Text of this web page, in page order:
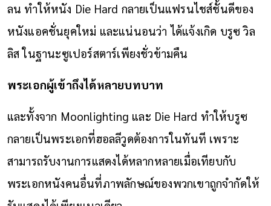
ลน ทำให้หนัง Die Hard กลายเป็นแฟรนไชส์ชั้นดีของ
หนังแอคชั่นยุคใหม่ และแน่นอนว่า ได้แจ้งเกิด บรูซ วิล
ลิส ในฐานะซูเปอร์สตาร์เพียงชั่วข้ามคืน
พระเอกผู้เข้าถึงได้หลายบทบาท
และทั้งจาก Moonlighting และ Die Hard ทำให้บรูซ
กลายเป็นพระเอกที่ฮอลลีวูดต้องการในทันที เพราะ
สามารถรับงานการแสดงได้หลากหลายเมื่อเทียบกับ
พระเอกหนังคนอื่นที่ภาพลักษณ์ของพวกเขาถูกจำกัดให้